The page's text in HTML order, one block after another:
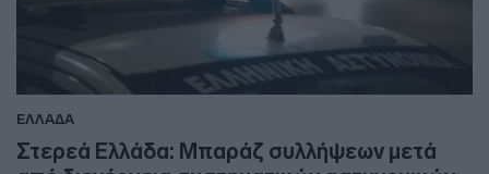
ΕΛΛΑΔΑ
Στερεά Ελλάδα: Μπαράζ συλλήψεων μετά